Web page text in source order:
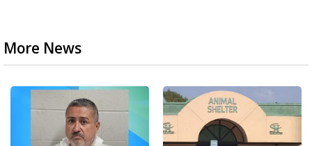
More News